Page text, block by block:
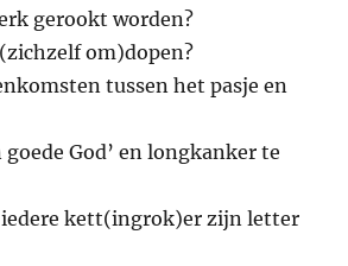
gerookt worden?
om)dopen?
tussen het pasje en
God’ en longkanker te
kett(ingrok)er zijn letter